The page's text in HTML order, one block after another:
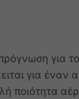
για
για έναν
ποιότητα